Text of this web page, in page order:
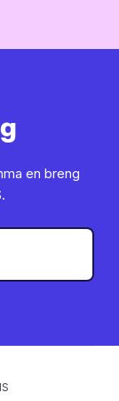
en breng